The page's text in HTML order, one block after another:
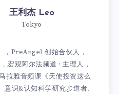
王利杰 Leo
Tokyo
，PreAngel 创始合伙人，
宏观阿尔法频道 · 主理人，
拉雅音频课《天使投资这么
识&认知科学研究步道者、